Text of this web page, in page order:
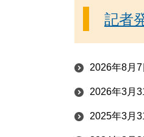
記者
2026年8月
2026年3月
2025年3月